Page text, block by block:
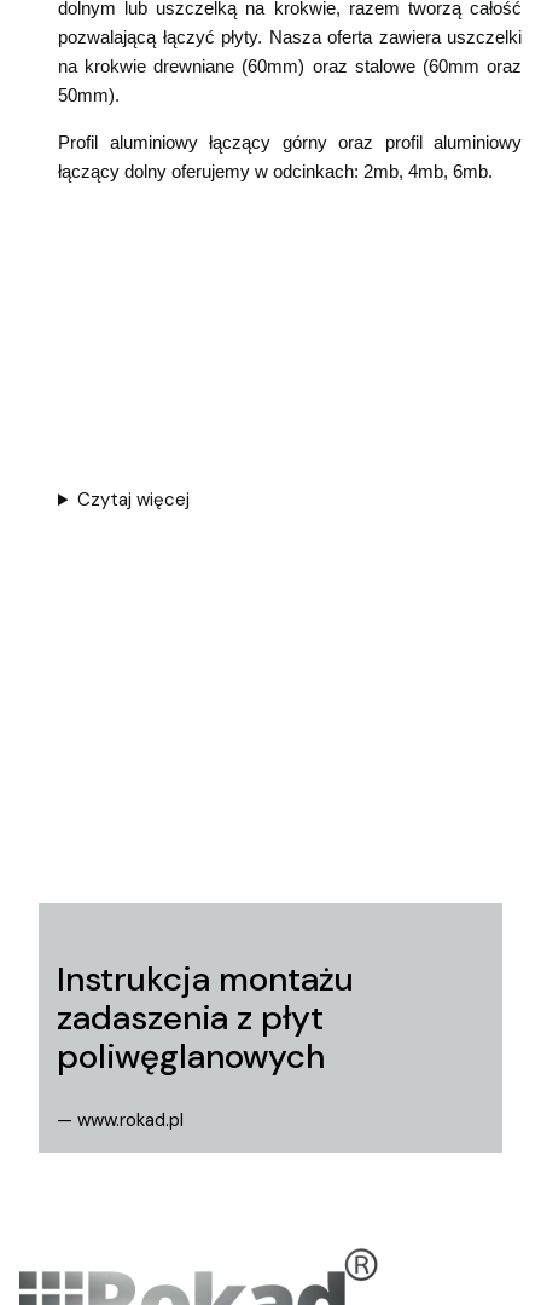
dolnym lub uszczelką na krokwie, razem tworzą całość
pozwalającą łączyć płyty. Nasza oferta zawiera uszczelki
na krokwie drewniane (60mm) oraz stalowe (60mm oraz
50mm).
Profil aluminiowy łączący górny oraz profil aluminiowy
łączący dolny oferujemy w odcinkach: 2mb, 4mb, 6mb.
Czytaj więcej
Instrukcja montażu
zadaszenia z płyt
poliwęglanowych
— www.rokad.pl